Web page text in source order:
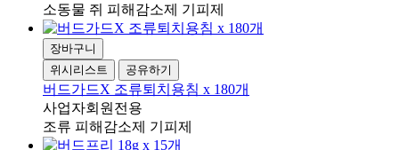
소동물 쥐 피해감소제 기피제
장바구니
위시리스트
공유하기
버드가드X 조류퇴치용침 x 180개
사업자회원전용
조류 피해감소제 기피제